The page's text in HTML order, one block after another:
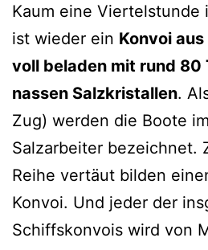
Kaum eine Viertelstunde
ist wieder ein Konvoi
voll beladen mit rund 80
nassen Salzkristallen.
Zug) werden die Boote
Salzarbeiter bezeichnet.
Reihe vertäut bilden
Konvoi. Und jeder der
Schiffskonvois wird von